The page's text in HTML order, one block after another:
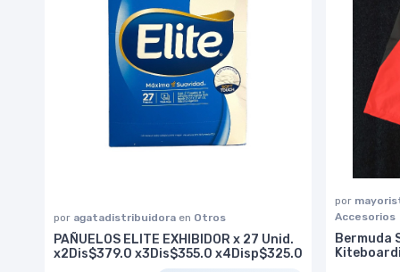
por agatadistribuidora en Otros
PAÑUELOS ELITE EXHIBIDOR x 27 Unid.
x2Dis$379.0 x3Dis$355.0 x4Disp$325.0
por
Accesorios